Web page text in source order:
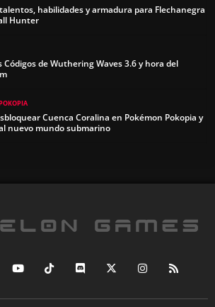
habilidades y armadura para Flechanegra
Hunter
Códigos de Wuthering Waves 3.6 y hora del
Cuenca Coralina en Pokémon Pokopia y
nuevo mundo submarino